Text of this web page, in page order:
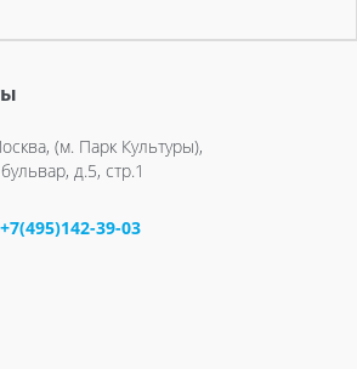
(м. Парк Культуры),
д.5, стр.1
+7(495)142-39-03